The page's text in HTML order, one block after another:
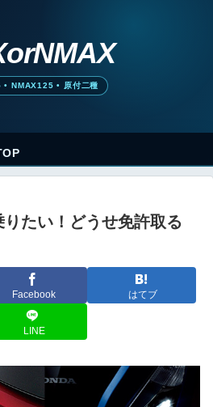
たい！どうせ免許取る
Facebook はてブ
LINE